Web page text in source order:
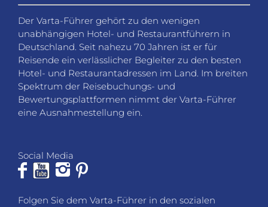
Der Varta-Führer gehört zu den wenigen
unabhängigen Hotel- und Restaurantführern in
Deutschland. Seit nahezu 70 Jahren ist er für
Reisende ein verlässlicher Begleiter zu den besten
Hotel- und Restaurantadressen im Land. Im breiten
Spektrum der Reisebuchungs- und
Bewertungsplattformen nimmt der Varta-Führer
eine Ausnahmestellung ein.
Social Media
Folgen Sie dem Varta-Führer in den sozialen